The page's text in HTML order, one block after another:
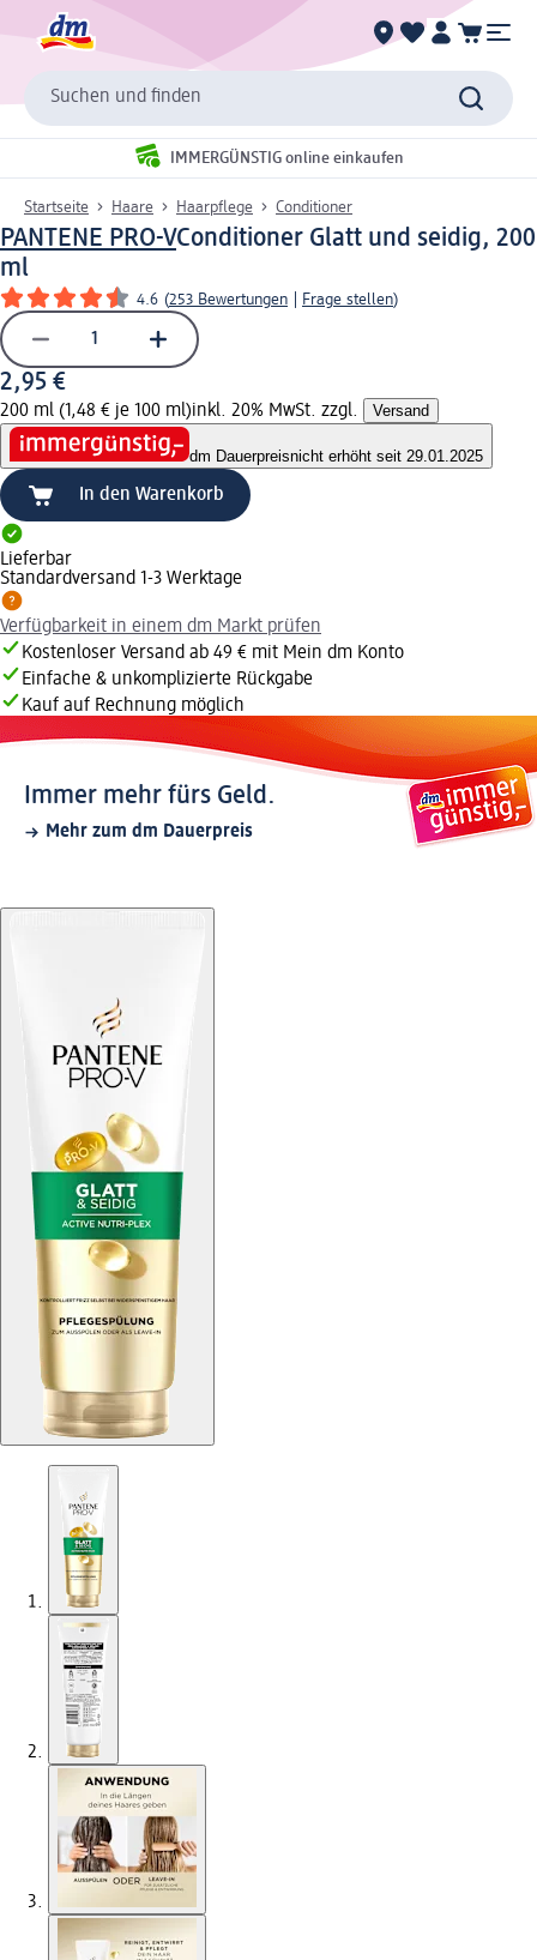
Suchen und finden
IMMERGÜNSTIG online einkaufen
Startseite Haare Haarpflege Conditioner
PANTENE PRO-VConditioner Glatt und seidig, 200
ml
4.6 (253 Bewertungen Frage stellen)
2,95 €
200 ml (1,48 € je 100 ml)inkl. 20% MwSt. zzgl. Versand
dm Dauerpreisnicht erhöht seit 29.01.2025
In den Warenkorb
Lieferbar
Standardversand 1-3 Werktage
Verfügbarkeit in einem dm Markt prüfen
Kostenloser Versand ab 49 € mit Mein dm Konto
Einfache & unkomplizierte Rückgabe
Kauf auf Rechnung möglich
Immer mehr fürs Geld.
Mehr zum dm Dauerpreis